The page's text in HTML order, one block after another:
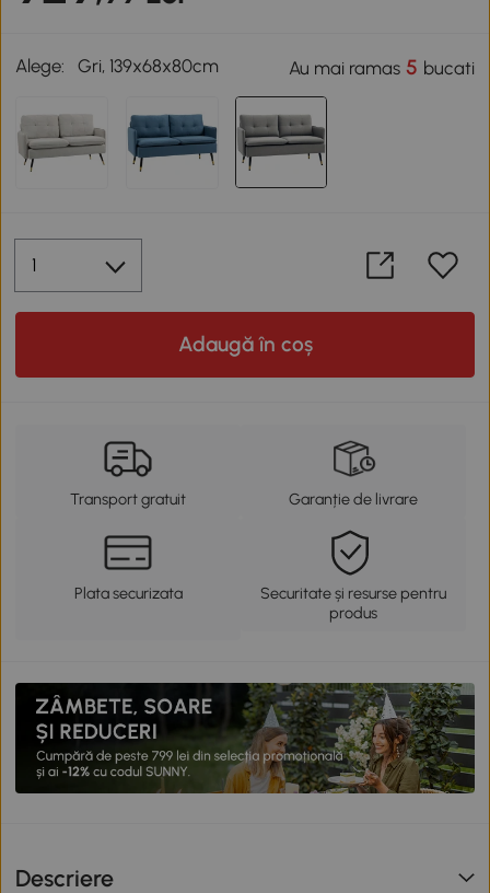
Alege: Gri, 139x68x80cm Au mai ramas5 bucati
Adaugă în coș
Transport gratuit Garanție de livrare
Plata securizata
Securitate și resurse pentru
produs
Descriere